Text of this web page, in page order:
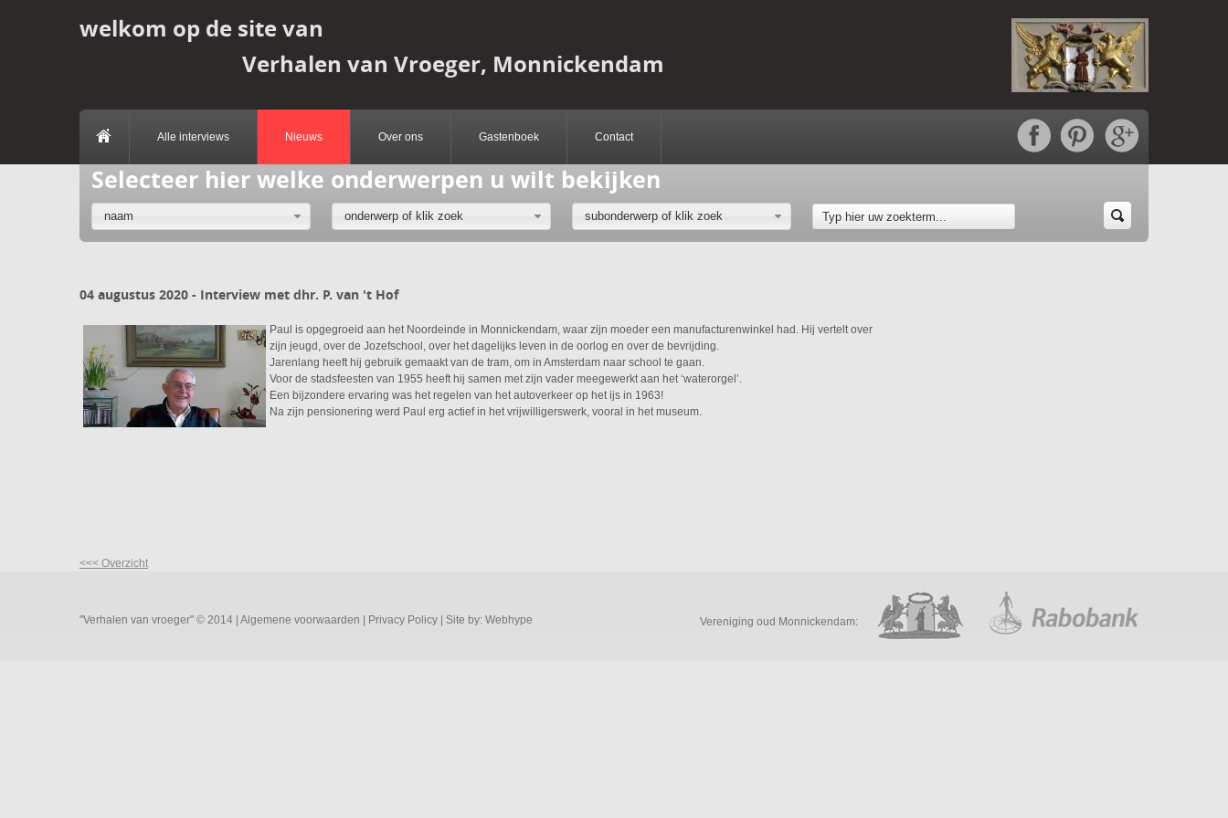
welkom op de site van
Verhalen van Vroeger, Monnickendam
Alle interviews Nieuws Over ons Gastenboek Contact
Selecteer hier welke onderwerpen u wilt bekijken
naam onderwerp of klik zoek subonderwerp of klik zoek
04 augustus 2020 - Interview met dhr. P. van 't Hof
Paul is opgegroeid aan het Noordeinde in Monnickendam, waar zijn moeder een manufacturenwinkel had. Hij vertelt over
zijn jeugd, over de Jozefschool, over het dagelijks leven in de oorlog en over de bevrijding.
Jarenlang heeft hij gebruik gemaakt van de tram, om in Amsterdam naar school te gaan.
Voor de stadsfeesten van 1955 heeft hij samen met zijn vader meegewerkt aan het ‘waterorgel’.
Een bijzondere ervaring was het regelen van het autoverkeer op het ijs in 1963!
Na zijn pensionering werd Paul erg actief in het vrijwilligerswerk, vooral in het museum.
<<< Overzicht
"Verhalen van vroeger" © 2014 | Algemene voorwaarden Privacy Policy | Site by: Webhype Vereniging oud Monnickendam: